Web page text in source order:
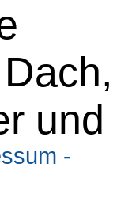
und
-